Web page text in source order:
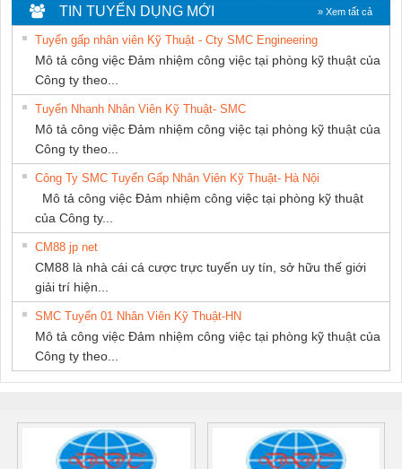
DỊCH VỤ KỸ
THUẬT ĐIỆN CƠ
GIA HƯNG PHÁT
Nam Quốc Thịnh
KTECH VIỆT
NAM
TIN TUYỂN DỤNG MỚI » Xem tất cả
Tuyển gấp nhân viên Kỹ Thuật - Cty SMC Engineering
Mô tả công việc Đảm nhiệm công việc tại phòng kỹ thuật của
Công ty theo...
Tuyển Nhanh Nhân Viên Kỹ Thuật- SMC
Mô tả công việc Đảm nhiệm công việc tại phòng kỹ thuật của
Công ty theo...
Công Ty SMC Tuyển Gấp Nhân Viên Kỹ Thuật- Hà Nội
Mô tả công việc Đảm nhiệm công việc tại phòng kỹ thuật
của Công ty...
CM88 jp net
CM88 là nhà cái cá cược trực tuyến uy tín, sở hữu thế giới
giải trí hiện...
SMC Tuyển 01 Nhân Viên Kỹ Thuật-HN
Mô tả công việc Đảm nhiệm công việc tại phòng kỹ thuật của
Công ty theo...